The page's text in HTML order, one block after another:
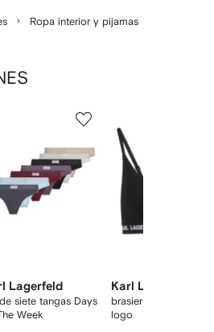
Ropa interior y pijamas
Lagerfeld
siete tangas Days
Week
12
Karl Lagerfeld
brasier con franja del
logo